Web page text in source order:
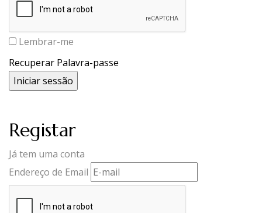
Lembrar-me
Recuperar Palavra-passe
Registar
Já tem uma conta
Endereço de Email